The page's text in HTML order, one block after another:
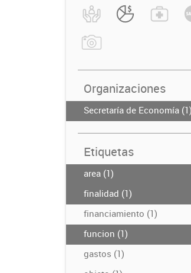
Organizaciones
Secretaría de Economía (1)
Etiquetas
area (1)
finalidad (1)
financiamiento (1)
funcion (1)
gastos (1)